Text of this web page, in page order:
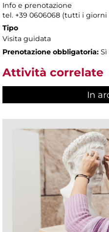
Info e prenotazione
tel. +39 0606068 (tutti i giorni
Tipo
Visita guidata
Prenotazione obbligatoria: Sì
Attività correlate
In